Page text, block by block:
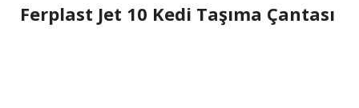
Ferplast Jet 10 Kedi Taşıma Çantası